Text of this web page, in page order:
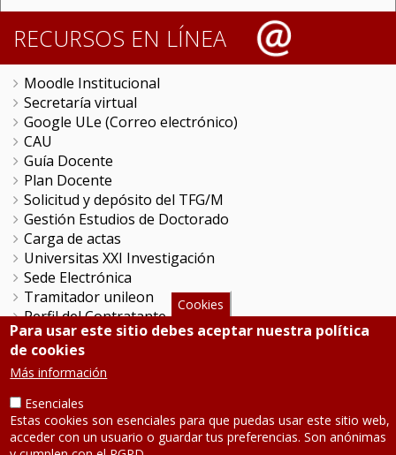
RECURSOS EN LÍNEA
Moodle Institucional
Secretaría virtual
Google ULe (Correo electrónico)
CAU
Guía Docente
Plan Docente
Solicitud y depósito del TFG/M
Gestión Estudios de Doctorado
Carga de actas
Universitas XXI Investigación
Sede Electrónica
Tramitador unileon
Perfil del Contratante
Portal del Empleado
Servicio de Informática y Comunicaciones
SÍGUENOS
Teléfono: 987 291 000
Cookies
Para usar este sitio debes aceptar nuestra política
de cookies
Más información
Esenciales
Estas cookies son esenciales para que puedas usar este sitio web,
acceder con un usuario o guardar tus preferencias. Son anónimas